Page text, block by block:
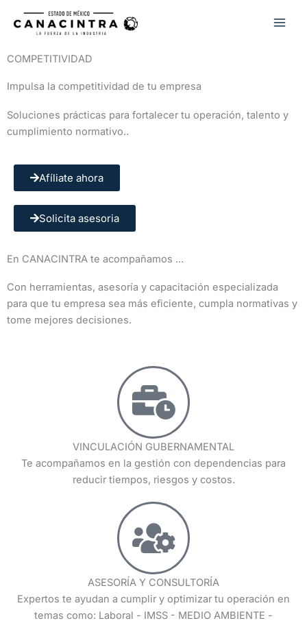
COMPETITIVIDAD
Impulsa la competitividad de tu empresa
Soluciones prácticas para fortalecer tu operación, talento y
cumplimiento normativo..
Afíliate ahora
Solicita asesoria
En CANACINTRA te acompañamos ...
Con herramientas, asesoría y capacitación especializada
para que tu empresa sea más eficiente, cumpla normativas y
tome mejores decisiones.
VINCULACIÓN GUBERNAMENTAL
Te acompañamos en la gestión con dependencias para
reducir tiempos, riesgos y costos.
ASESORÍA Y CONSULTORÍA
Expertos te ayudan a cumplir y optimizar tu operación en
temas como: Laboral - IMSS - MEDIO AMBIENTE -